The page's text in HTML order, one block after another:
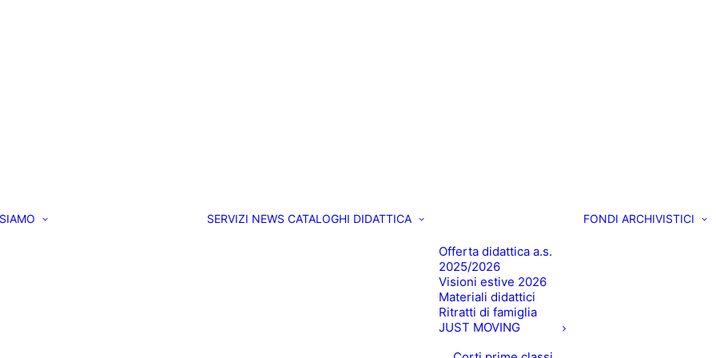
SERVIZI NEWS CATALOGHI DIDATTICA
Offerta didattica a.s.
2025/2026
Visioni estive 2026
Materiali didattici
Ritratti di famiglia
JUST MOVING
FONDI ARCHIVISTICI